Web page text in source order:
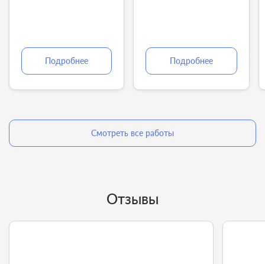
Подробнее Подробнее
Смотреть все работы
Отзывы